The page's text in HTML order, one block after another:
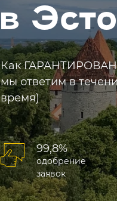
в
Как
мы ответим в
время)
99,8%
одобрение
заявок